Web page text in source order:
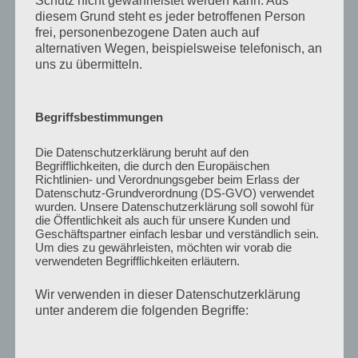
Zum Beitrag
30 Jahre Deutsche Einheit. Demokratie als
Lernprozess.Von Rainer Forst
Zum Beitrag
Deutsche Einheit – Gesummte Freiheit in der
Paulskirche
4. Oktober 2020, Frankfurter Rundschau
Zum Beitrag
Feierstunde zum Einheitstag: „Freiheit muss
erkämpft werden“
Zum Beitrag
diesem Grund steht es jeder betroffenen Person
frei, personenbezogene Daten auch auf
alternativen Wegen, beispielsweise telefonisch, an
uns zu übermitteln.
Begriffsbestimmungen
Die Datenschutzerklärung beruht auf den
Begrifflichkeiten, die durch den Europäischen
Richtlinien- und Verordnungsgeber beim Erlass der
Datenschutz-Grundverordnung (DS-GVO) verwendet
wurden. Unsere Datenschutzerklärung soll sowohl für
die Öffentlichkeit als auch für unsere Kunden und
Geschäftspartner einfach lesbar und verständlich sein.
Um dies zu gewährleisten, möchten wir vorab die
verwendeten Begrifflichkeiten erläutern.
Wir verwenden in dieser Datenschutzerklärung
unter anderem die folgenden Begriffe: